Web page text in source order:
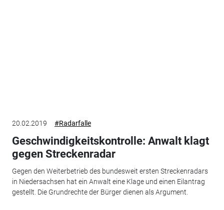
20.02.2019 #Radarfalle
Geschwindigkeitskontrolle: Anwalt klagt
gegen Streckenradar
Gegen den Weiterbetrieb des bundesweit ersten Streckenradars
in Niedersachsen hat ein Anwalt eine Klage und einen Eilantrag
gestellt. Die Grundrechte der Bürger dienen als Argument.